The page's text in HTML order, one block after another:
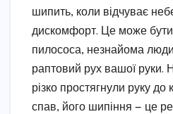
шипить, коли відчуває
дискомфорт. Це може бути
пилососа, незнайома
раптовий рух вашої руки.
різко простягнули руку до
спав, його шипіння — це